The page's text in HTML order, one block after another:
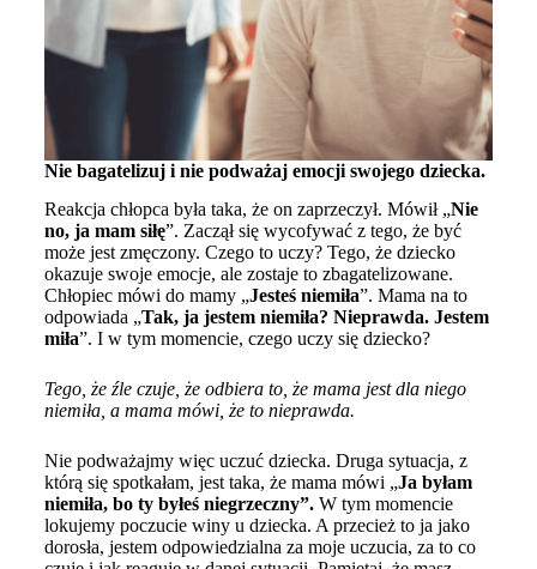
Nie bagatelizuj i nie podważaj emocji swojego dziecka.
Reakcja chłopca była taka, że on zaprzeczył. Mówił „Nie
no, ja mam siłę”. Zaczął się wycofywać z tego, że być
może jest zmęczony. Czego to uczy? Tego, że dziecko
okazuje swoje emocje, ale zostaje to zbagatelizowane.
Chłopiec mówi do mamy „Jesteś niemiła”. Mama na to
odpowiada „Tak, ja jestem niemiła? Nieprawda. Jestem
miła”. I w tym momencie, czego uczy się dziecko?
Tego, że źle czuje, że odbiera to, że mama jest dla niego
niemiła, a mama mówi, że to nieprawda.
Nie podważajmy więc uczuć dziecka. Druga sytuacja, z
którą się spotkałam, jest taka, że mama mówi „Ja byłam
niemiła, bo ty byłeś niegrzeczny”. W tym momencie
lokujemy poczucie winy u dziecka. A przecież to ja jako
dorosła, jestem odpowiedzialna za moje uczucia, za to co